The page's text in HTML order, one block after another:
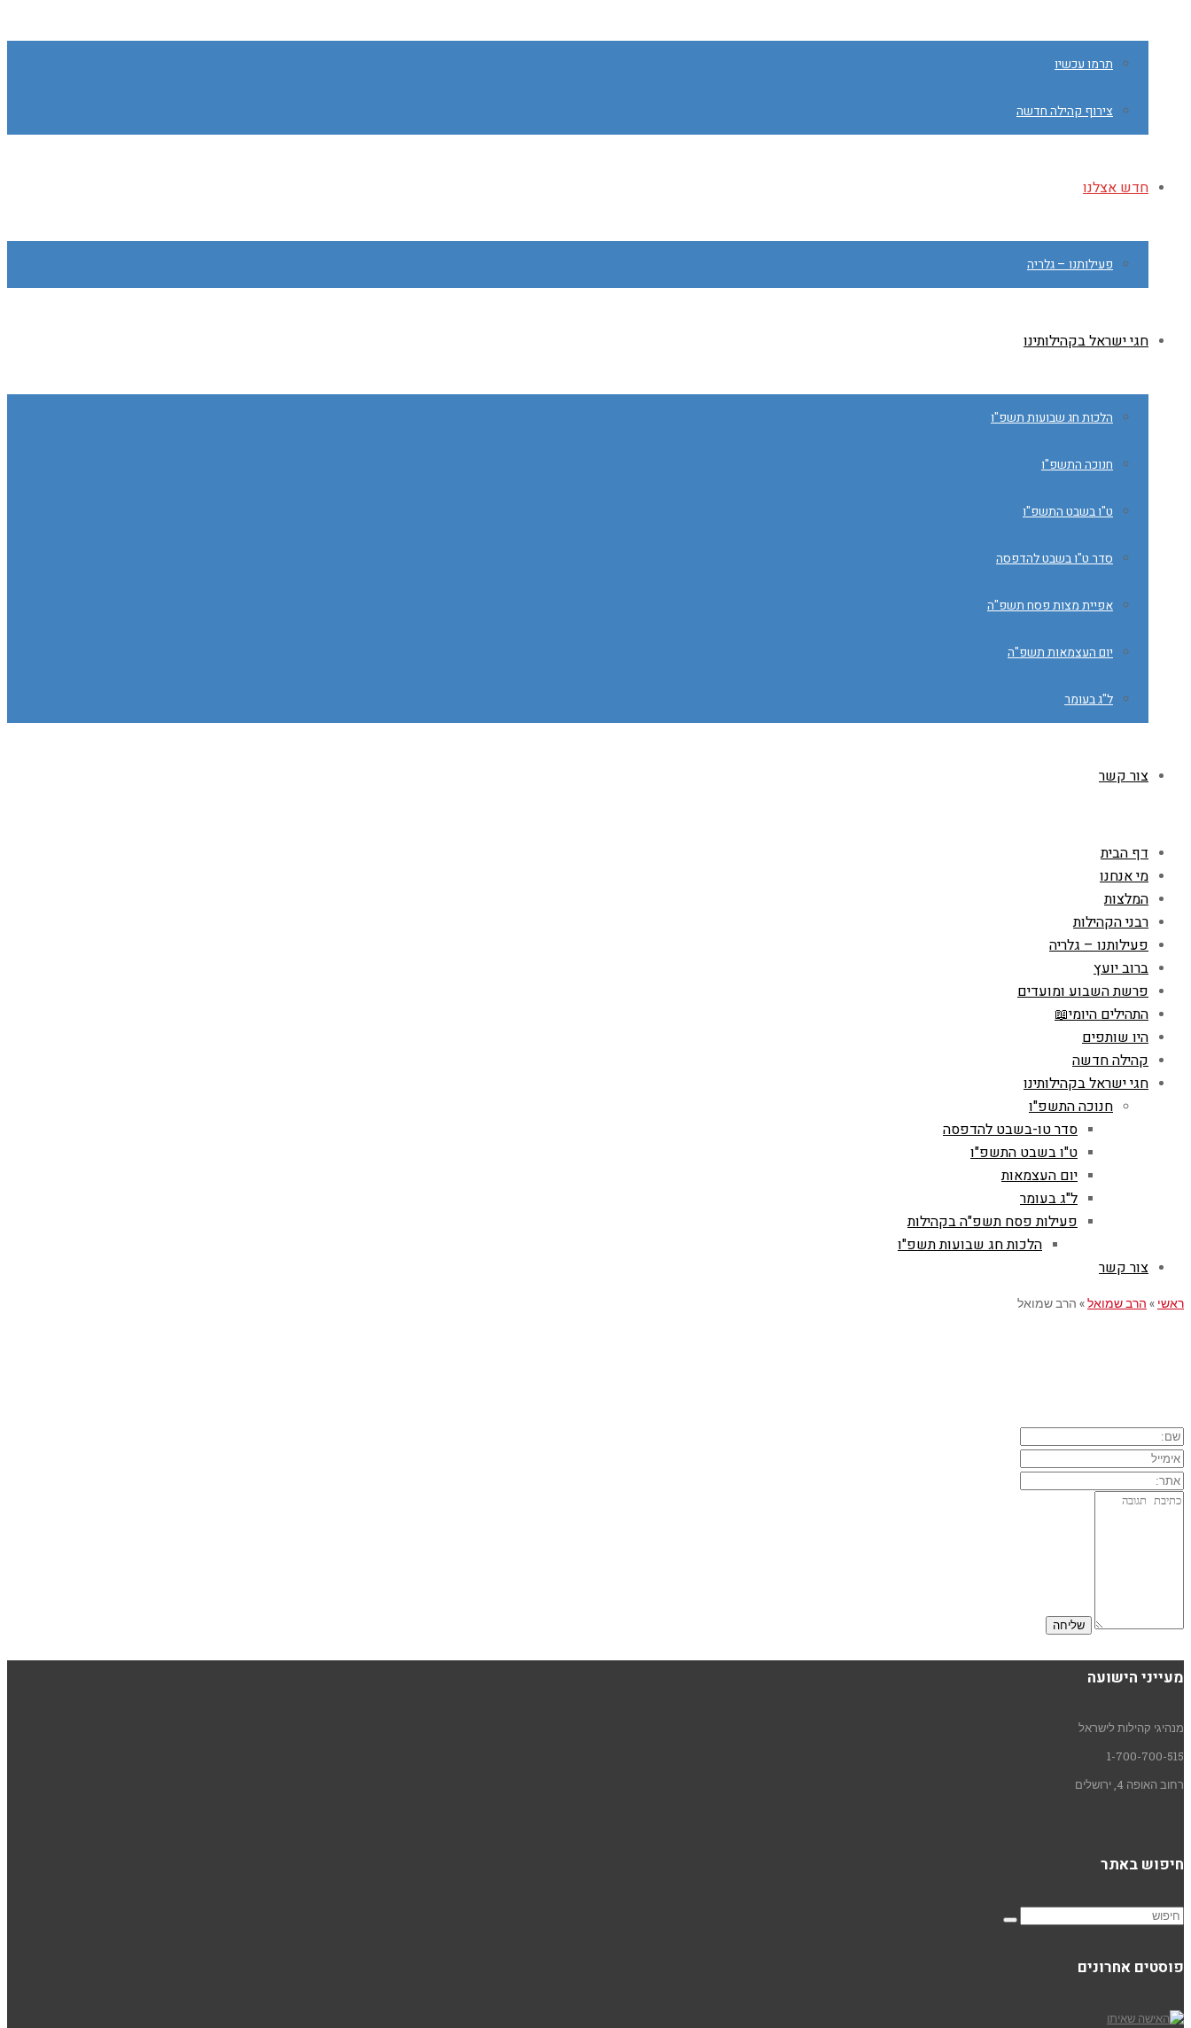
תרמו עכשיו
צירוף קהילה חדשה
חדש אצלנו
פעילותנו – גלריה
חגי ישראל בקהילותינו
הלכות חג שבועות תשפ"ו
חנוכה התשפ"ו
ט"ו בשבט התשפ"ו
סדר ט"ו בשבט להדפסה
אפיית מצות פסח תשפ"ה
יום העצמאות תשפ"ה
ל"ג בעומר
צור קשר
דף הבית
מי אנחנו
המלצות
רבני הקהילות
פעילותנו – גלריה
ברוב יועץ
פרשת השבוע ומועדים
התהילים היומי📖
היו שותפים
קהילה חדשה
חגי ישראל בקהילותינו
חנוכה התשפ"ו
סדר טו-בשבט להדפסה
ט"ו בשבט התשפ"ו
יום העצמאות
ל"ג בעומר
פעילות פסח תשפ"ה בקהילות
הלכות חג שבועות תשפ"ו
צור קשר
ראשי » הרב שמואל» הרב שמואל
מעייני הישועה
מנהיגי קהילות לישראל
1-700-700-515
רחוב האופה 4, ירושלים
חיפוש באתר
פוסטים אחרונים